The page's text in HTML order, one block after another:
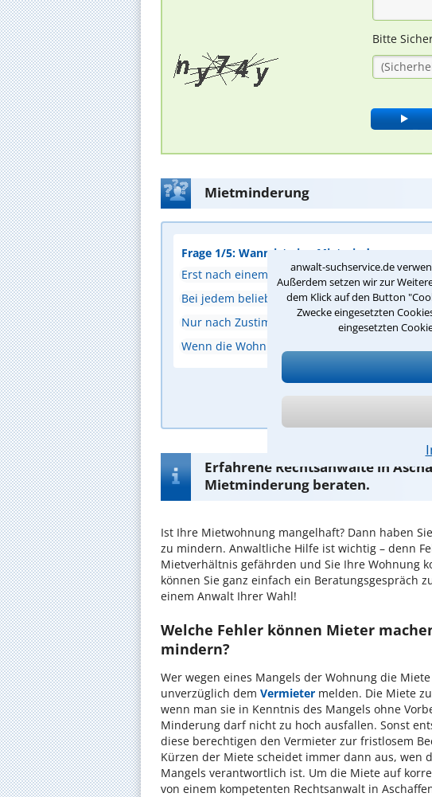
anwalt-suchservice.de
Außerdem setzen wir zur
dem Klick auf den Button
Zwecke eingesetzten
eingesetzten
Bitte
Mietminderung
Frage 1/5: Wann ist eine Mietminderung
Erst nach einem Gerichtsurteil
Bei jedem beliebigen Mangel
Nur nach Zustimmung des Vermieters
Wenn die Wohnung einen erheblichen Mangel
Antwort
Erfahrene Rechtsanwälte in
Mietminderung beraten.
Ist Ihre Mietwohnung mangelhaft? Dann haben
zu mindern. Anwaltliche Hilfe ist wichtig – denn
Mietverhältnis gefährden und Sie Ihre Wohnung
können Sie ganz einfach ein Beratungsgespräch
einem Anwalt Ihrer Wahl!
Welche Fehler können Mieter
mindern?
Wer wegen eines Mangels der Wohnung die
unverzüglich dem Vermieter melden. Die Miete
wenn man sie in Kenntnis des Mangels ohne
Minderung darf nicht zu hoch ausfallen. Sonst
diese berechtigen den Vermieter zur fristlosem
Kürzen der Miete scheidet immer dann aus, wen
Mangels verantwortlich ist. Um die Miete auf
von einem kompetenten Rechtsanwalt in